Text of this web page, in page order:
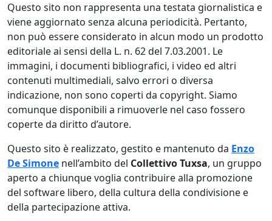
Questo sito non rappresenta una testata giornalistica e
viene aggiornato senza alcuna periodicità. Pertanto,
non può essere considerato in alcun modo un prodotto
editoriale ai sensi della L. n. 62 del 7.03.2001. Le
immagini, i documenti bibliografici, i video ed altri
contenuti multimediali, salvo errori o diversa
indicazione, non sono coperti da copyright. Siamo
comunque disponibili a rimuoverle nel caso fossero
coperte da diritto d’autore.
Questo sito è realizzato, gestito e mantenuto da Enzo
De Simone nell’ambito del Collettivo Tuxsa, un gruppo
aperto a chiunque voglia contribuire alla promozione
del software libero, della cultura della condivisione e
della partecipazione attiva.